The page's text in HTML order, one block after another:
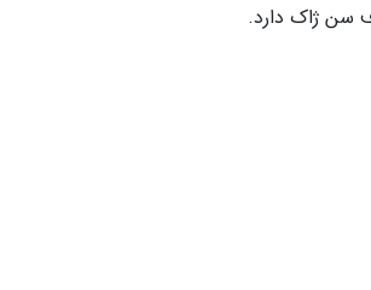
سن ژاک دارد.